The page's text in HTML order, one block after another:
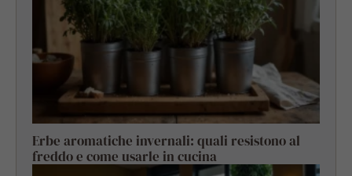
Erbe aromatiche invernali: quali resistono al
freddo e come usarle in cucina